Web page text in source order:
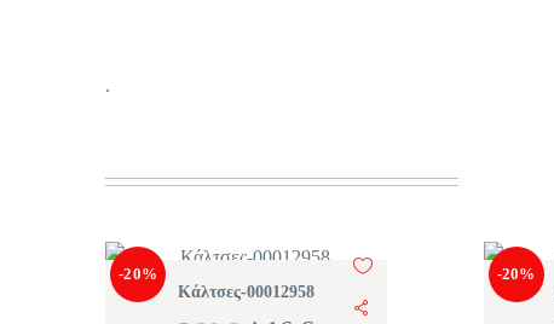
.
-20%
Κάλτσες-00012958
-20%